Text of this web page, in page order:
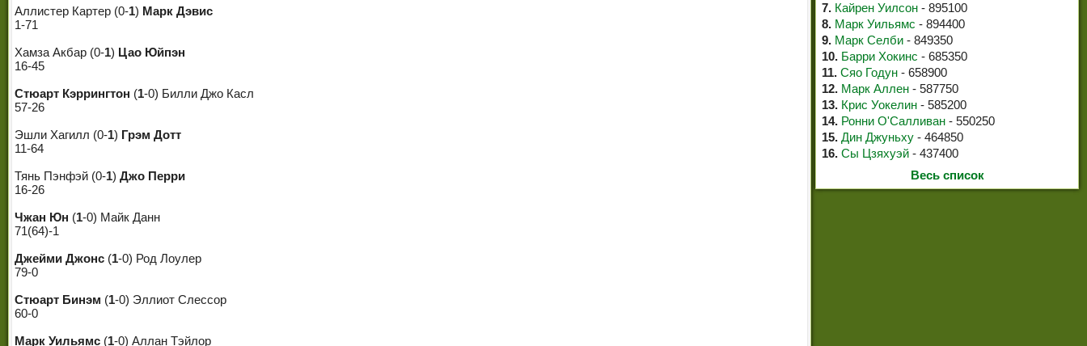
Аллистер Картер (0-1) Марк Дэвис
1-71
Хамза Акбар (0-1) Цао Юйпэн
16-45
Стюарт Кэррингтон (1-0) Билли Джо Касл
57-26
Эшли Хагилл (0-1) Грэм Дотт
11-64
Тянь Пэнфэй (0-1) Джо Перри
16-26
Чжан Юн (1-0) Майк Данн
71(64)-1
Джейми Джонс (1-0) Род Лоулер
79-0
Стюарт Бинэм (1-0) Эллиот Слессор
60-0
Марк Уильямс (1-0) Аллан Тэйлор
7. Кайрен Уилсон - 895100
8. Марк Уильямс - 894400
9. Марк Селби - 849350
10. Барри Хокинс - 685350
11. Сяо Годун - 658900
12. Марк Аллен - 587750
13. Крис Уокелин - 585200
14. Ронни О'Салливан - 550250
15. Дин Джуньху - 464850
16. Сы Цзяхуэй - 437400
Весь список